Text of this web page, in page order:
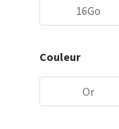
16Go
Couleur
Or